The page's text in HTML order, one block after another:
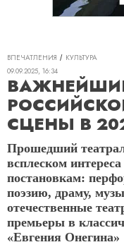
ВПЕЧАТЛЕНИЯ
КУЛЬТУРА
09.09.2025, 16:34
СЦЕНЫ В
Прошедший
всплеском
постановкам:
поэзию, драму,
отечественные
премьеры в
«Евгения Онегина»